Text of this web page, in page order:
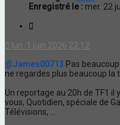
Enregistré le : mer. 22
lun. 1 juin 2026 22:12
@James00713 Pas
ne regardes plus beaucoup la
Un reportage au 20h de TF1 il
vous, Quotidien, spéciale de
Télévisions, ...